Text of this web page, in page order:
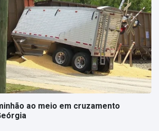
ao meio em cruzamento